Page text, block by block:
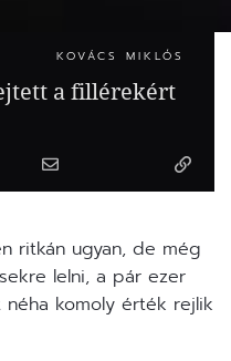
KOVÁCS MIKLÓS
a fillérekért
ritkán ugyan, de még
lelni, a pár ezer
komoly érték rejlik